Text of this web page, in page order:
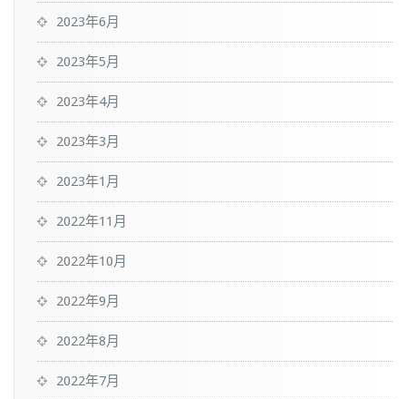
2023年6月
2023年5月
2023年4月
2023年3月
2023年1月
2022年11月
2022年10月
2022年9月
2022年8月
2022年7月